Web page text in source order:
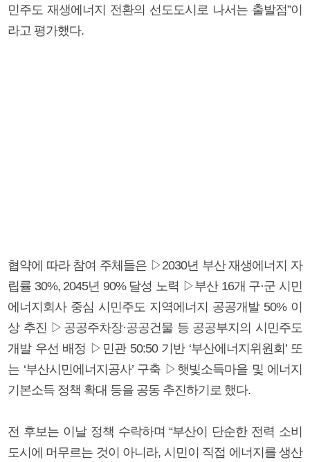
민주도 재생에너지 전환의 선도도시로 나서는 출발점”이
라고 평가했다.
협약에 따라 참여 주체들은 ▷2030년 부산 재생에너지 자
립률 30%, 2045년 90% 달성 노력 ▷부산 16개 구·군 시민
에너지회사 중심 시민주도 지역에너지 공공개발 50% 이
상 추진 ▷공공주차장·공공건물 등 공공부지의 시민주도
개발 우선 배정 ▷민관 50:50 기반 ‘부산에너지위원회’ 또
는 ‘부산시민에너지공사’ 구축 ▷햇빛소득마을 및 에너지
기본소득 정책 확대 등을 공동 추진하기로 했다.
전 후보는 이날 정책 수락하며 “부산이 단순한 전력 소비
도시에 머무르는 것이 아니라, 시민이 직접 에너지를 생산